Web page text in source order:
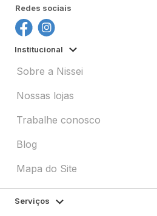
Redes sociais
Institucional
Sobre a Nissei
Nossas lojas
Trabalhe conosco
Blog
Mapa do Site
Serviços